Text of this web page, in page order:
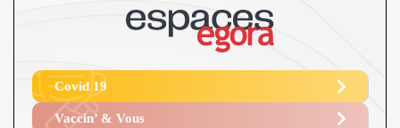
Covid 19
Vaccin’ & Vous